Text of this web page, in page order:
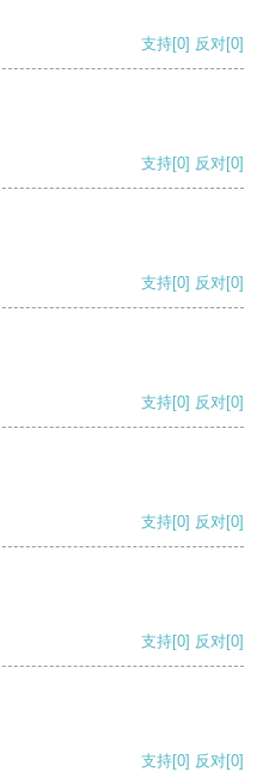
支持[0] 反对[0]
支持[0] 反对[0]
支持[0] 反对[0]
支持[0] 反对[0]
支持[0] 反对[0]
支持[0] 反对[0]
支持[0] 反对[0]